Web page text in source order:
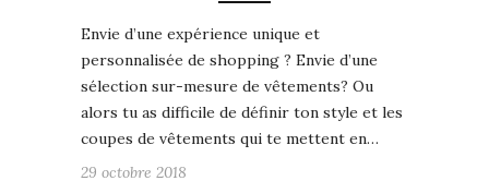
Envie d’une expérience unique et
personnalisée de shopping ? Envie d’une
sélection sur-mesure de vêtements? Ou
alors tu as difficile de définir ton style et les
coupes de vêtements qui te mettent en…
29 octobre 2018